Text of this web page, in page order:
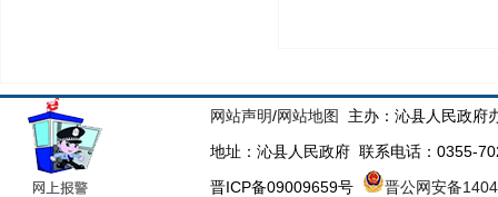
网站声明/网站地图
主办：沁县人民政府
地址：沁县人民政府 联系电话：0355-
晋ICP备09009659号
晋公网安备